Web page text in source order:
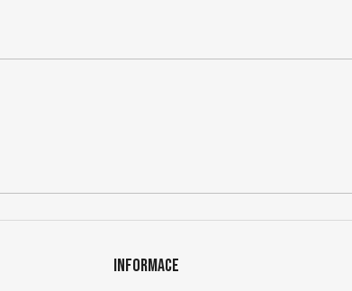
Informace